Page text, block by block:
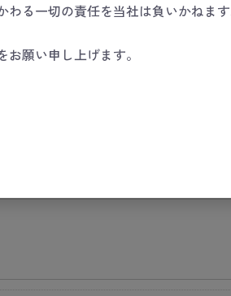
る一切の責任を当社は負いかねます
願い申し上げます。